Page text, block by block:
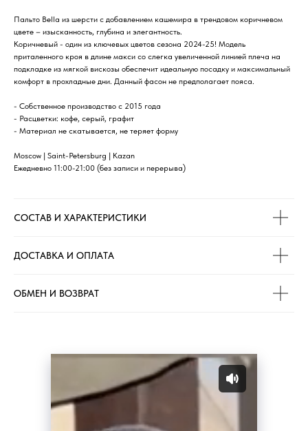
Пальто Bella из шерсти с добавлением кашемира в трендовом коричневом
цвете – изысканность, глубина и элегантность.
Коричневый - один из ключевых цветов сезона 2024-25! Модель
приталенного кроя в длине макси со слегка увеличенной линией плеча на
подкладке из мягкой вискозы обеспечит идеальную посадку и максимальный
комфорт в прохладные дни. Данный фасон не предполагает пояса.
- Собственное производство с 2015 года
- Расцветки: кофе, серый, графит
- Материал не скатывается, не теряет форму
Moscow | Saint-Petersburg | Kazan
Ежедневно 11:00-21:00 (без записи и перерыва)
СОСТАВ И ХАРАКТЕРИСТИКИ
ДОСТАВКА И ОПЛАТА
ОБМЕН И ВОЗВРАТ